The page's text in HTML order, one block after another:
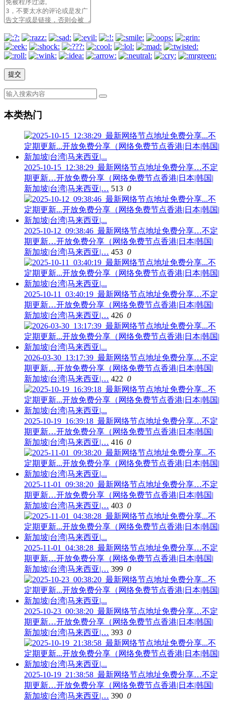
本类热门
2025-10-15_12:38:29_最新网络节点地址免费分享…不定
期更新…开放免费分享（网络免费节点香港|日本|韩国|
新加坡|台湾|马来西亚|… 513 0
2025-10-12_09:38:46_最新网络节点地址免费分享…不定
期更新…开放免费分享（网络免费节点香港|日本|韩国|
新加坡|台湾|马来西亚|… 453 0
2025-10-11_03:40:19_最新网络节点地址免费分享…不定
期更新…开放免费分享（网络免费节点香港|日本|韩国|
新加坡|台湾|马来西亚|… 426 0
2026-03-30_13:17:39_最新网络节点地址免费分享…不定
期更新…开放免费分享（网络免费节点香港|日本|韩国|
新加坡|台湾|马来西亚|… 422 0
2025-10-19_16:39:18_最新网络节点地址免费分享…不定
期更新…开放免费分享（网络免费节点香港|日本|韩国|
新加坡|台湾|马来西亚|… 416 0
2025-11-01_09:38:20_最新网络节点地址免费分享…不定
期更新…开放免费分享（网络免费节点香港|日本|韩国|
新加坡|台湾|马来西亚|… 403 0
2025-11-01_04:38:28_最新网络节点地址免费分享…不定
期更新…开放免费分享（网络免费节点香港|日本|韩国|
新加坡|台湾|马来西亚|… 399 0
2025-10-23_00:38:20_最新网络节点地址免费分享…不定
期更新…开放免费分享（网络免费节点香港|日本|韩国|
新加坡|台湾|马来西亚|… 393 0
2025-10-19_21:38:58_最新网络节点地址免费分享…不定
期更新…开放免费分享（网络免费节点香港|日本|韩国|
新加坡|台湾|马来西亚|… 390 0